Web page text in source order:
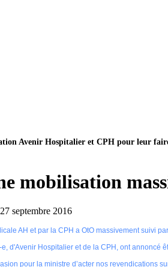
Avenir Hospitalier et CPH pour leur
mobilisation
septembre 2016
AH et par la CPH a ОtО massivement suivi
Hospitalier et de la CPH, ont annoncé
pour la ministre d’acter nos revendications